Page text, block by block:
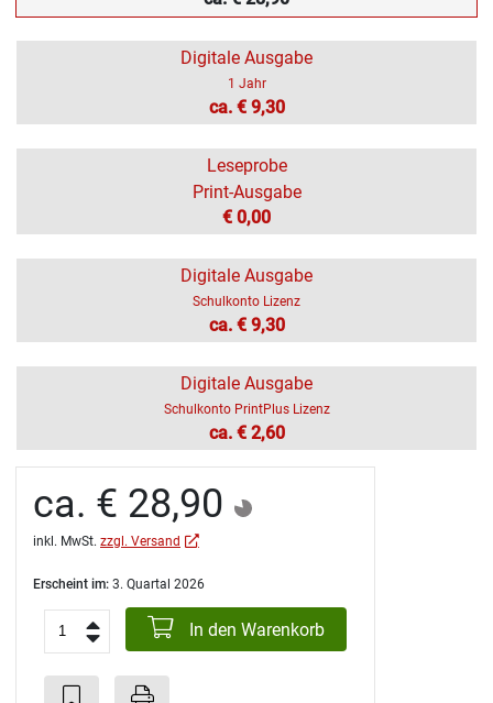
Digitale Ausgabe
1 Jahr
ca. € 9,30
Leseprobe
Print-Ausgabe
€ 0,00
Digitale Ausgabe
Schulkonto Lizenz
ca. € 9,30
Digitale Ausgabe
Schulkonto PrintPlus Lizenz
ca. € 2,60
ca. € 28,90
inkl. MwSt. zzgl. Versand
Erscheint im: 3. Quartal 2026
In den Warenkorb